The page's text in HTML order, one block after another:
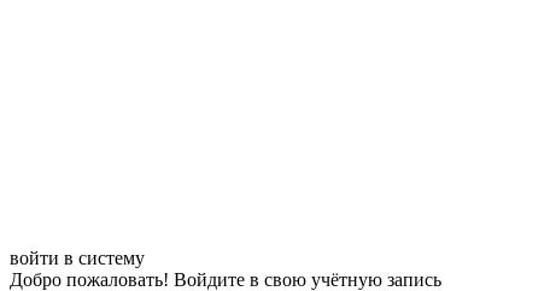
войти в систему
Добро пожаловать! Войдите в свою учётную запись